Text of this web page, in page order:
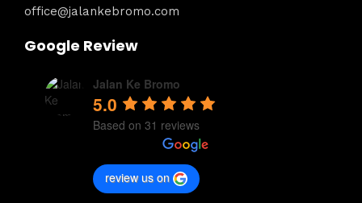
office@jalankebromo.com
Google Review
Jalan Ke Bromo
5.0
Based on 31 reviews
review us on